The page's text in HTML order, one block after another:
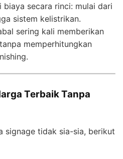
biaya secara rinci: mulai dari
sistem kelistrikan.
sering kali memberikan
memperhitungkan
Terbaik Tanpa
signage tidak sia-sia, berikut